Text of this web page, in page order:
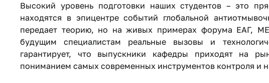
Высокий уровень подготовки наших студентов – это
находятся в эпицентре событий глобальной
передает теорию, но на живых примерах форума ЕАГ,
будущим специалистам реальные вызовы и
гарантирует, что выпускники кафедры приходят на
пониманием самых современных инструментов контроля и